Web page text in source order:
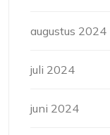
augustus 2024
juli 2024
juni 2024